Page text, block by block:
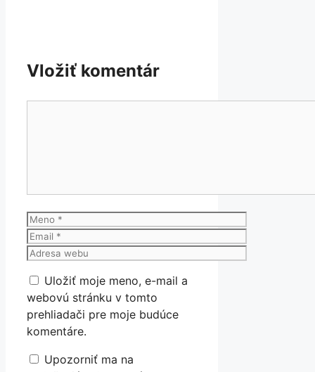
Vložiť komentár
Meno
Email
Adresa
Uložiť moje meno, e-mail a
webovú stránku v tomto
prehliadači pre moje budúce
komentáre.
Upozorniť ma na